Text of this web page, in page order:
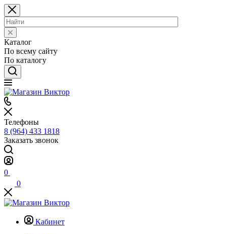
Каталог
По всему сайту
По каталогу
Телефоны
8 (964) 433 1818
Заказать звонок
0
0
Кабинет